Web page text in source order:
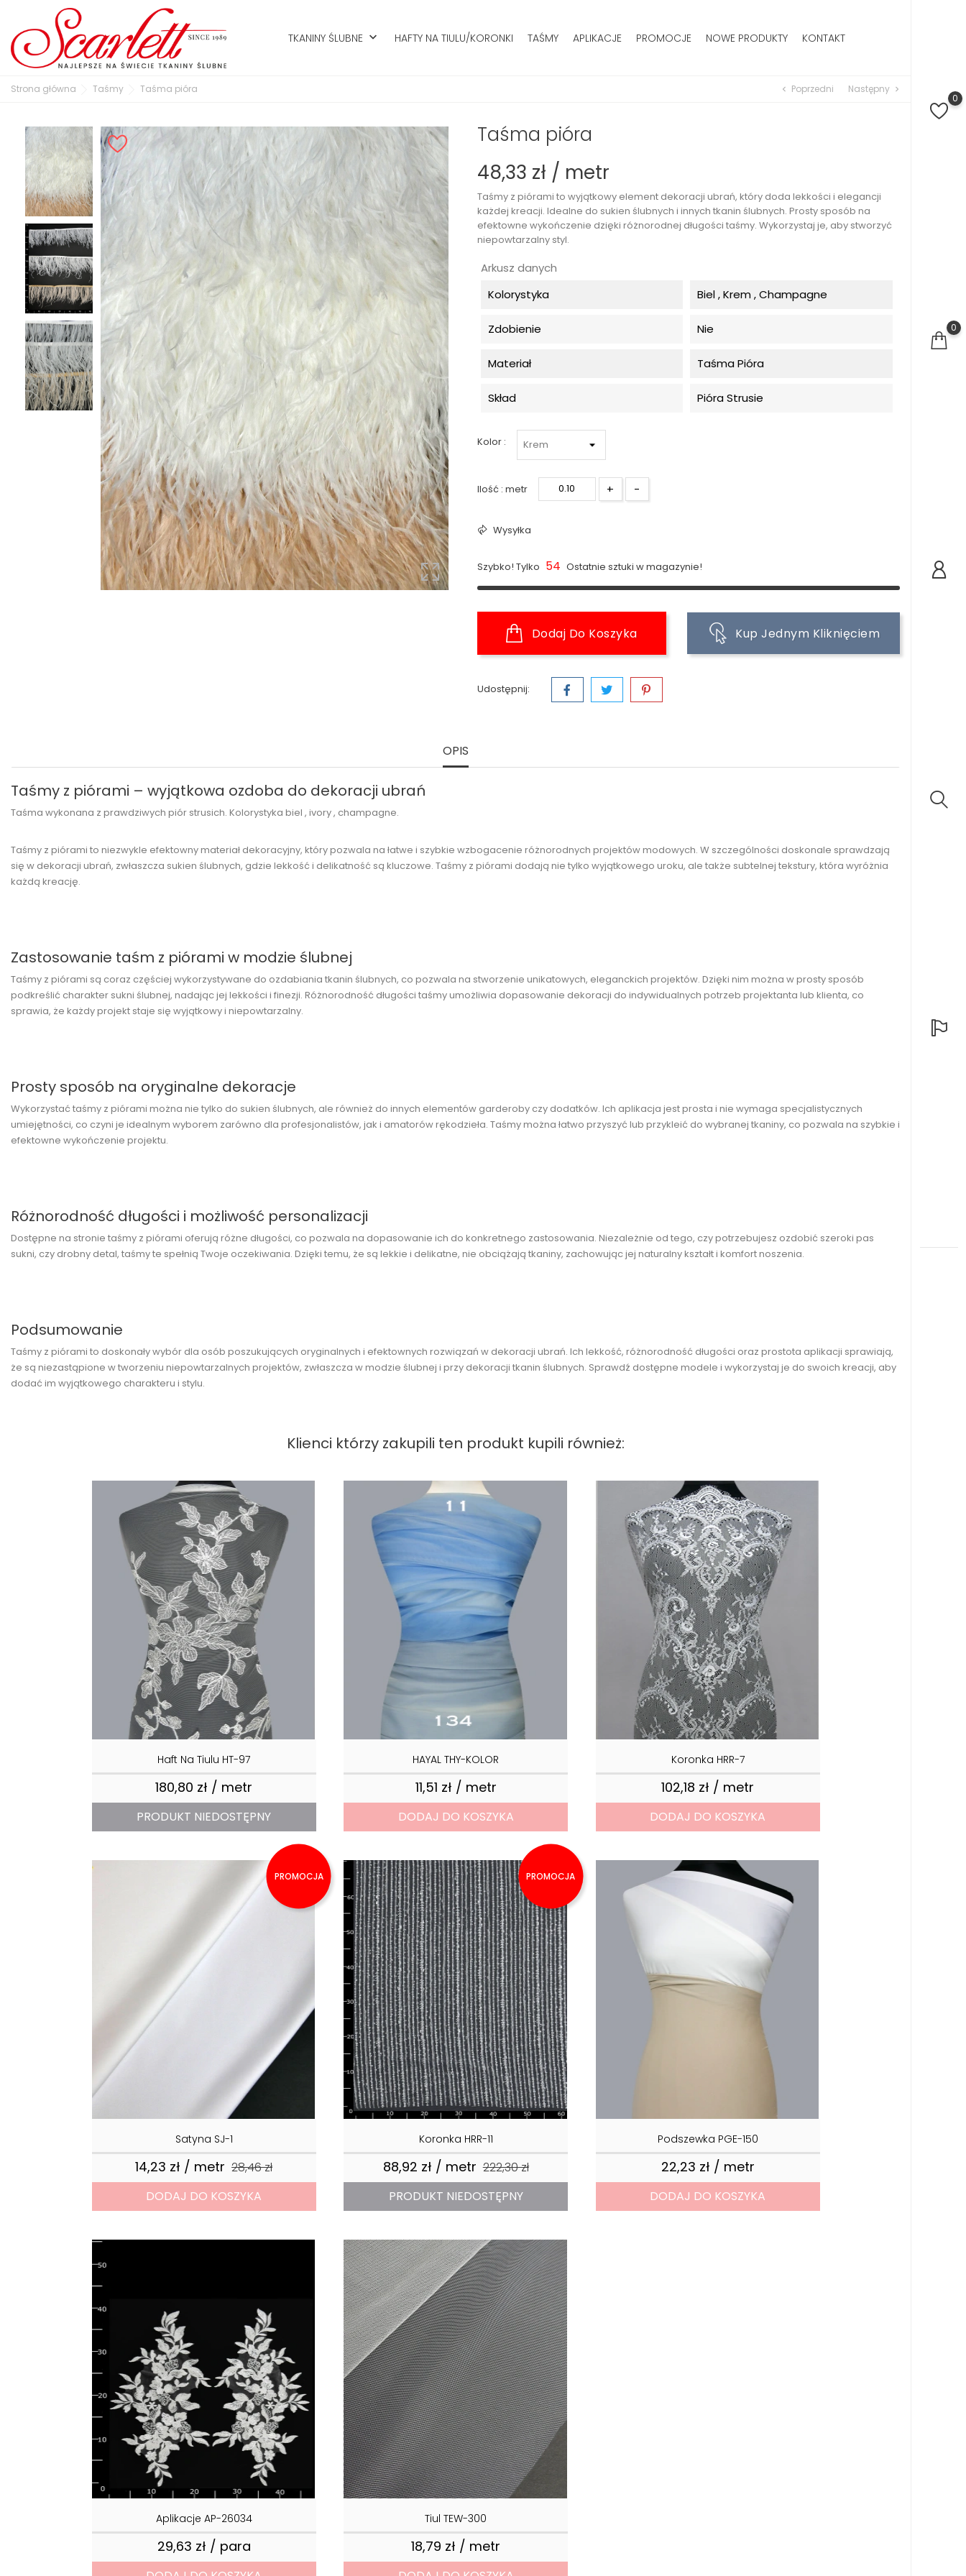
0
0
TKANINY ŚLUBNE keyboard_arrow_down HAFTY NA TIULU/KORONKI TAŚMY APLIKACJE PROMOCJE NOWE PRODUKTY KONTAKT
Strona główna Taśmy Taśma pióra chevron_left Poprzedni Następny chevron_right
Taśma pióra
48,33 zł / metr
Taśmy z piórami to wyjątkowy element dekoracji ubrań, który doda lekkości i elegancji
każdej kreacji. Idealne do sukien ślubnych i innych tkanin ślubnych. Prosty sposób na
efektowne wykończenie dzięki różnorodnej długości taśmy. Wykorzystaj je, aby stworzyć
niepowtarzalny styl.
Arkusz danych
Kolorystyka
Biel , Krem , Champagne
Zdobienie Nie
Materiał Taśma Pióra
Skład Pióra Strusie
Kolor :
Ilość : metr + -
Wysyłka
Szybko! Tylko 54 Ostatnie sztuki w magazynie!
Dodaj Do Koszyka Kup Jednym Kliknięciem
Udostępnij:
OPIS
Taśmy z piórami – wyjątkowa ozdoba do dekoracji ubrań
Taśma wykonana z prawdziwych piór strusich. Kolorystyka biel , ivory , champagne.
Taśmy z piórami to niezwykle efektowny materiał dekoracyjny, który pozwala na łatwe i szybkie wzbogacenie różnorodnych projektów modowych. W szczególności doskonale sprawdzają
się w dekoracji ubrań, zwłaszcza sukien ślubnych, gdzie lekkość i delikatność są kluczowe. Taśmy z piórami dodają nie tylko wyjątkowego uroku, ale także subtelnej tekstury, która wyróżnia
każdą kreację.
Zastosowanie taśm z piórami w modzie ślubnej
Taśmy z piórami są coraz częściej wykorzystywane do ozdabiania tkanin ślubnych, co pozwala na stworzenie unikatowych, eleganckich projektów. Dzięki nim można w prosty sposób
podkreślić charakter sukni ślubnej, nadając jej lekkości i finezji. Różnorodność długości taśmy umożliwia dopasowanie dekoracji do indywidualnych potrzeb projektanta lub klienta, co
sprawia, że każdy projekt staje się wyjątkowy i niepowtarzalny.
Prosty sposób na oryginalne dekoracje
Wykorzystać taśmy z piórami można nie tylko do sukien ślubnych, ale również do innych elementów garderoby czy dodatków. Ich aplikacja jest prosta i nie wymaga specjalistycznych
umiejętności, co czyni je idealnym wyborem zarówno dla profesjonalistów, jak i amatorów rękodzieła. Taśmy można łatwo przyszyć lub przykleić do wybranej tkaniny, co pozwala na szybkie i
efektowne wykończenie projektu.
Różnorodność długości i możliwość personalizacji
Dostępne na stronie taśmy z piórami oferują różne długości, co pozwala na dopasowanie ich do konkretnego zastosowania. Niezależnie od tego, czy potrzebujesz ozdobić szeroki pas
sukni, czy drobny detal, taśmy te spełnią Twoje oczekiwania. Dzięki temu, że są lekkie i delikatne, nie obciążają tkaniny, zachowując jej naturalny kształt i komfort noszenia.
Podsumowanie
Taśmy z piórami to doskonały wybór dla osób poszukujących oryginalnych i efektownych rozwiązań w dekoracji ubrań. Ich lekkość, różnorodność długości oraz prostota aplikacji sprawiają,
że są niezastąpione w tworzeniu niepowtarzalnych projektów, zwłaszcza w modzie ślubnej i przy dekoracji tkanin ślubnych. Sprawdź dostępne modele i wykorzystaj je do swoich kreacji, aby
dodać im wyjątkowego charakteru i stylu.
Klienci którzy zakupili ten produkt kupili również:
Haft Na Tiulu HT-97
180,80 zł / metr
PRODUKT NIEDOSTĘPNY
HAYAL THY-KOLOR
11,51 zł / metrCena
DODAJ DO KOSZYKA
Koronka HRR-7
102,18 zł / metr
DODAJ DO KOSZYKA
PROMOCJA
Satyna SJ-1
14,23 zł / metr Cena podstawowa
28,46 złCena
DODAJ DO KOSZYKA
PROMOCJA
Koronka HRR-11
88,92 zł / metr Cena podstawowa
222,30 złCena
PRODUKT NIEDOSTĘPNY
Podszewka PGE-150
22,23 zł / metrCena
DODAJ DO KOSZYKA
Aplikacje AP-26034
29,63 zł / paraCena
Tiul TEW-300
18,79 zł / metr